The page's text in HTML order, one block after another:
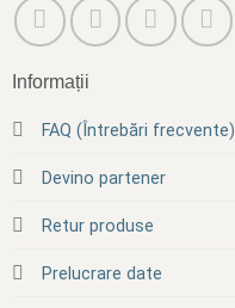
Informații
FAQ (Întrebări frecvente)
Devino partener
Retur produse
Prelucrare date